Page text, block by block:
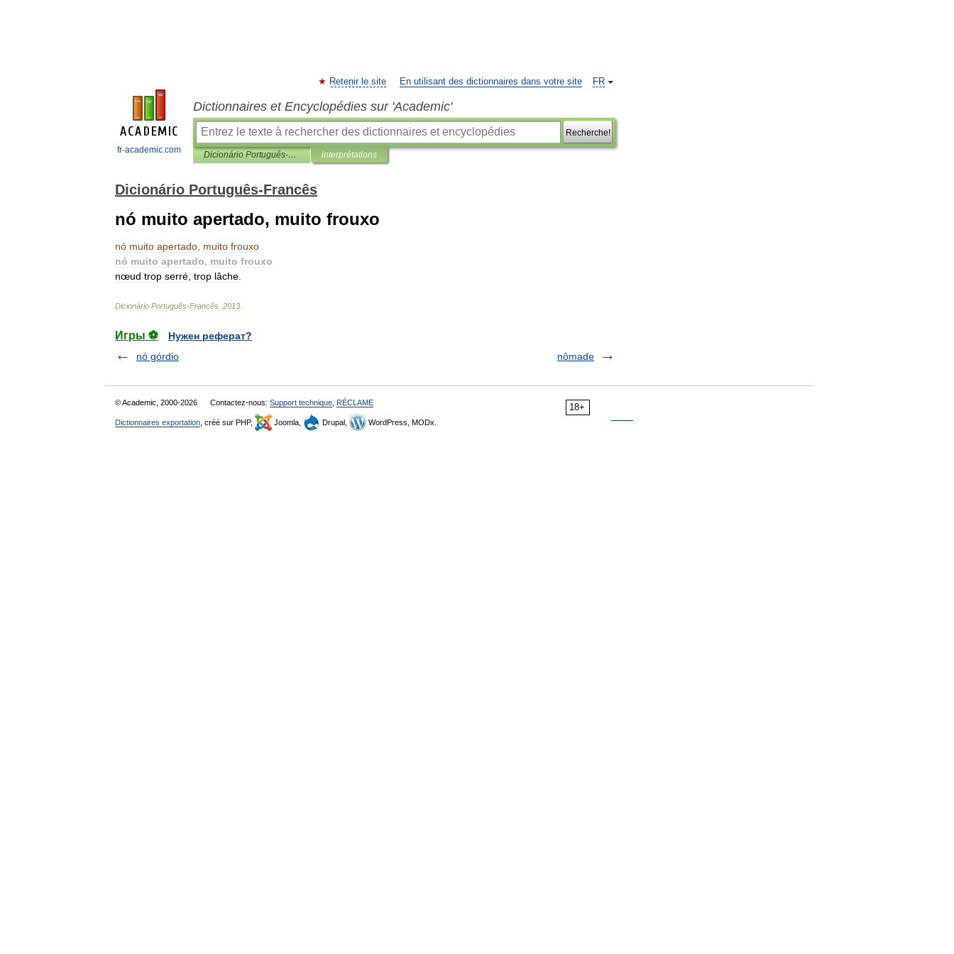
fr-academic.com
FR
Retenir le site En utilisant des dictionnaires dans votre site
Dictionnaires et Encyclopédies sur 'Academic'
Recherche!
Dicionário Português-Francês interprétations
Dicionário Português-Francês
nó muito apertado, muito frouxo
nó muito apertado muito frouxo
nó muito apertado, muito frouxo
nœud trop serré trop lâche
Dicionário Português-Francês 2013
Игры ⚽
Нужен реферат?
nó górdio
nômade
18+
© Academic, 2000-2026 Contactez-nous: Support technique RÉCLAME
Dictionnaires exportation , créé sur PHP, Joomla, Drupal, WordPress, MODx.